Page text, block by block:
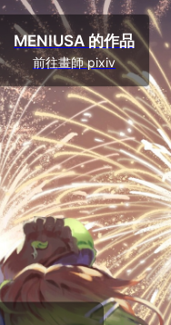
MENIUSA 的作品
前往畫師 pixiv